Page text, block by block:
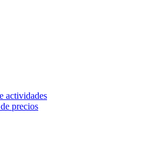
actividades
precios